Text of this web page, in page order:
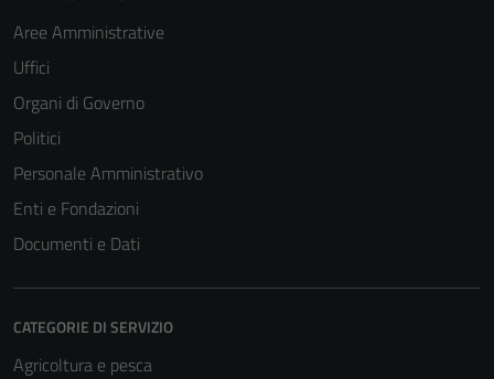
Aree Amministrative
Uffici
Organi di Governo
Politici
Personale Amministrativo
Enti e Fondazioni
Documenti e Dati
CATEGORIE DI SERVIZIO
Agricoltura e pesca